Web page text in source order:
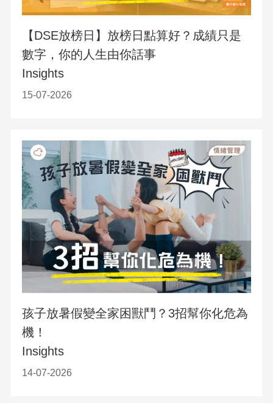
【DSE放榜日】放榜日點算好？成績只是
數字，你的人生由你話事
Insights
15-07-2026
孩子放暑假變全家困獸鬥？3招幫你化危為
機！
Insights
14-07-2026